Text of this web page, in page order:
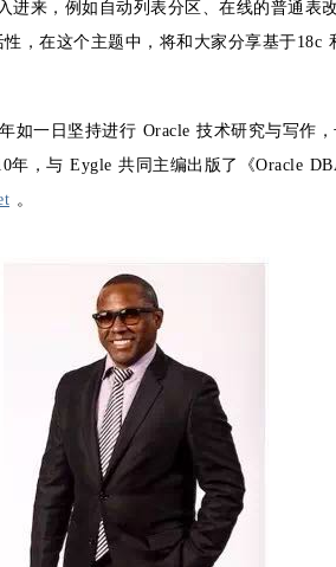
进来，例如自动列表分区、在线的普通表
，在这个主题中，将和大家分享基于18c
如一日坚持进行 Oracle 技术研究与写作，
年，与 Eygle 共同主编出版了《Oracle
。